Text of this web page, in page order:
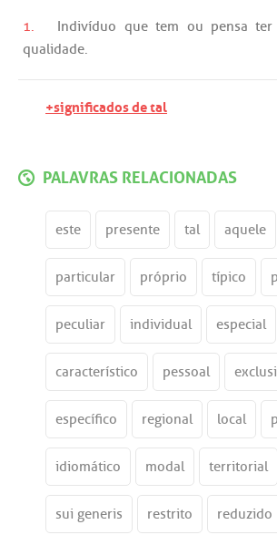
1. Indivíduo que tem ou pensa ter
qualidade.
+significados de tal
PALAVRAS RELACIONADAS
este presente tal aquele
particular próprio típico
peculiar individual especial
característico pessoal
específico regional local
idiomático modal territorial
sui generis restrito reduzido